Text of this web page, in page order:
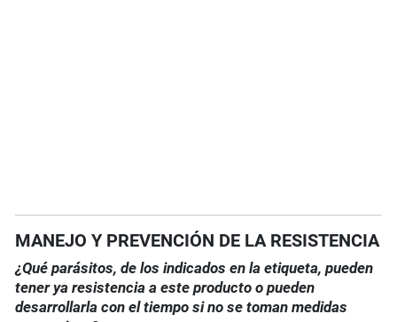
MANEJO Y PREVENCIÓN DE LA RESISTENCIA
¿Qué parásitos, de los indicados en la etiqueta, pueden
tener ya resistencia a este producto o pueden
desarrollarla con el tiempo si no se toman medidas